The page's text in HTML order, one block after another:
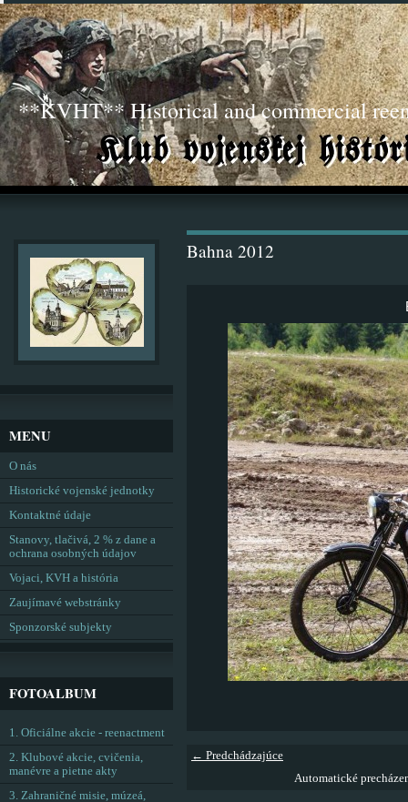
**KVHT** Historical and commercial
Bahna 2012
← Predchádzajúce
Automatické
MENU
O nás
Historické vojenské jednotky
Kontaktné údaje
Stanovy, tlačivá, 2 % z dane a
ochrana osobných údajov
Vojaci, KVH a história
Zaujímavé webstránky
Sponzorské subjekty
FOTOALBUM
1. Oficiálne akcie - reenactment
2. Klubové akcie, cvičenia,
manévre a pietne akty
3. Zahraničné misie, múzeá,